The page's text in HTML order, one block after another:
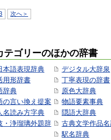
次へ＞
テゴリーのほかの辞書
本語表現辞典
用形辞書
辞典
の言い換え提案
名読み方字典
・浄瑠璃外題辞
デジタル大辞泉
丁寧表現の辞書
原色大辞典
物語要素事典
隠語大辞典
古典文学作品
駅名辞典